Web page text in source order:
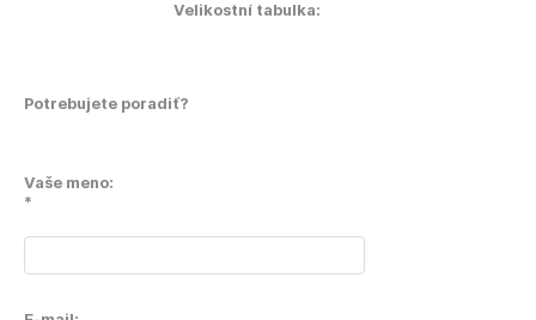
Velikostní tabulka:
Potrebujete poradiť?
Vaše meno:
*